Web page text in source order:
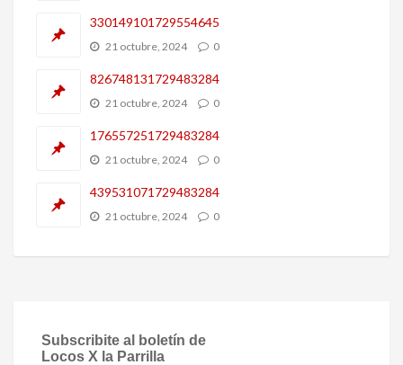
330149101729554645
21 octubre, 2024 0
826748131729483284
21 octubre, 2024 0
176557251729483284
21 octubre, 2024 0
439531071729483284
21 octubre, 2024 0
Subscribite al boletín de
Locos X la Parrilla